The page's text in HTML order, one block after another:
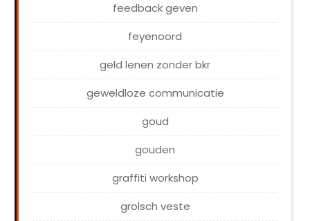
feedback geven
feyenoord
geld lenen zonder bkr
geweldloze communicatie
goud
gouden
graffiti workshop
grolsch veste